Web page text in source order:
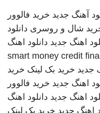
آهنگ جدید خرید فالوور
شال و روسری دانلود
اهنگ جدید دانلود اهنگ
smart money credit
جدید خرید بک لینک خرید
اهنگ جدید خرید فالوور
اهنگ جدید دانلود اهنگ
اهنگ جدید خرید بک لینک